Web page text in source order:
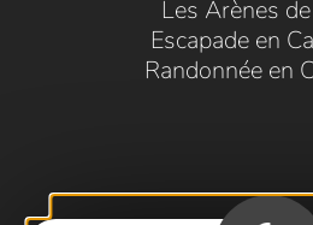
Les Arènes
Escapade en
Randonnée en